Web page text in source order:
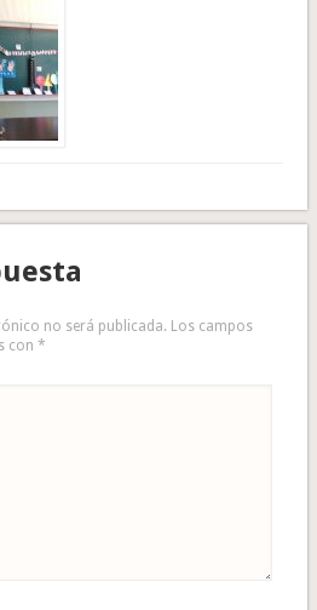
no será publicada. Los campos
con *